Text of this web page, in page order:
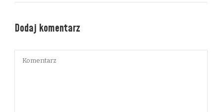
Dodaj komentarz